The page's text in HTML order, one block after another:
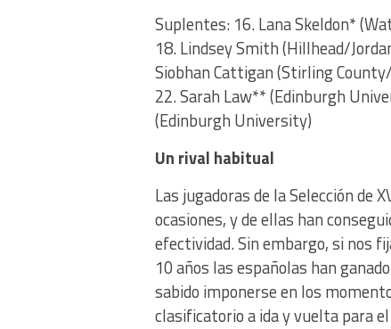
Suplentes: 16. Lana Skeldon*
18. Lindsey Smith (Hillhead/
Siobhan Cattigan (Stirling
22. Sarah Law** (Edinburgh
(Edinburgh University)
Un rival habitual
Las jugadoras de la Selección de
ocasiones, y de ellas han
efectividad. Sin embargo, si nos
10 años las españolas han
sabido imponerse en los
clasificatorio a ida y vuelta para